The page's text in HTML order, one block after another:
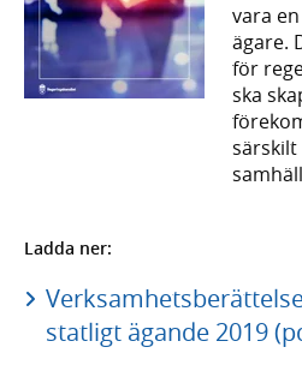
vara
ägare.
för
ska
Ladda ner:
statligt ägande 2019